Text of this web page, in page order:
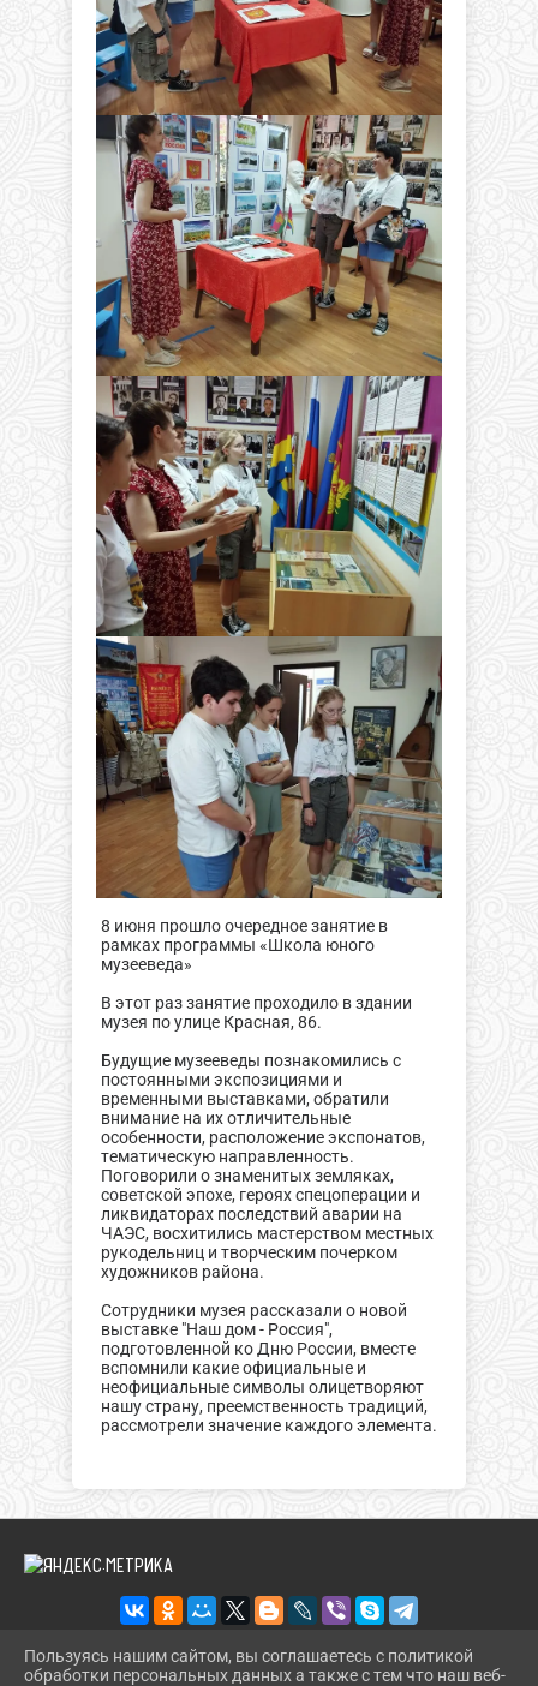
8 июня прошло очередное занятие в
рамках программы «Школа юного
музееведа»
В этот раз занятие проходило в здании
музея по улице Красная, 86.
Будущие музееведы познакомились с
постоянными экспозициями и
временными выставками, обратили
внимание на их отличительные
особенности, расположение экспонатов,
тематическую направленность.
Поговорили о знаменитых земляках,
советской эпохе, героях спецоперации и
ликвидаторах последствий аварии на
ЧАЭС, восхитились мастерством местных
рукодельниц и творческим почерком
художников района.
Сотрудники музея рассказали о новой
выставке "Наш дом - Россия",
подготовленной ко Дню России, вместе
вспомнили какие официальные и
неофициальные символы олицетворяют
нашу страну, преемственность традиций,
рассмотрели значение каждого элемента.
Пользуясь нашим сайтом, вы соглашаетесь с политикой
обработки персональных данных а также с тем что наш веб-